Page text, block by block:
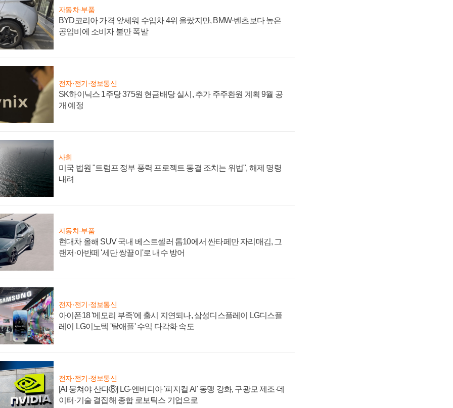
자동차·부품
BYD코리아 가격 앞세워 수입차 4위 올랐지만, BMW·벤츠보다 높은
공임비에 소비자 불만 폭발
전자·전기·정보통신
SK하이닉스 1주당 375원 현금배당 실시, 추가 주주환원 계획 9월 공
개 예정
사회
미국 법원 "트럼프 정부 풍력 프로젝트 동결 조치는 위법", 해제 명령
내려
자동차·부품
현대차 올해 SUV 국내 베스트셀러 톱10에서 싼타페만 자리매김, 그
랜저·아반떼 '세단 쌍끌이'로 내수 방어
전자·전기·정보통신
아이폰18 '메모리 부족'에 출시 지연되나, 삼성디스플레이 LG디스플
레이 LG이노텍 '탈애플' 수익 다각화 속도
전자·전기·정보통신
[AI 뭉쳐야 산다⑧] LG·엔비디아 '피지컬 AI' 동맹 강화, 구광모 제조·데
이터·기술 결집해 종합 로보틱스 기업으로